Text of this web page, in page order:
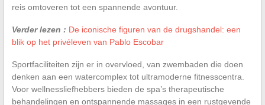
reis omtoveren tot een spannende avontuur.
Verder lezen : De iconische figuren van de drugshandel: een
blik op het privéleven van Pablo Escobar
Sportfaciliteiten zijn er in overvloed, van zwembaden die doen
denken aan een watercomplex tot ultramoderne fitnesscentra.
Voor wellnessliefhebbers bieden de spa’s therapeutische
behandelingen en ontspannende massages in een rustgevende